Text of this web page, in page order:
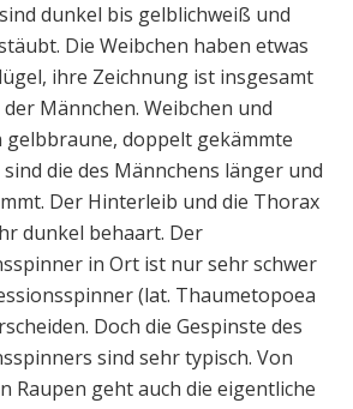
dunkel bis gelblichweiß und
Die Weibchen haben etwas
ihre Zeichnung ist insgesamt
Männchen. Weibchen und
gelbbraune, doppelt gekämmte
die des Männchens länger und
Der Hinterleib und die Thorax
dunkel behaart. Der
in Ort ist nur sehr schwer
(lat. Thaumetopoea
Doch die Gespinste des
sind sehr typisch. Von
Raupen geht auch die eigentliche